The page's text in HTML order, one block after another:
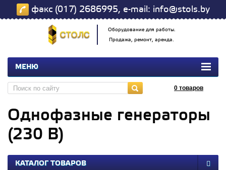
факс (017) 2686995, e-mail: info@stols.by
Оборудование для работы.
Продажа, ремонт, аренда.
МЕНЮ
0 товаров
Однофазные генераторы
(230 В)
КАТАЛОГ ТОВАРОВ